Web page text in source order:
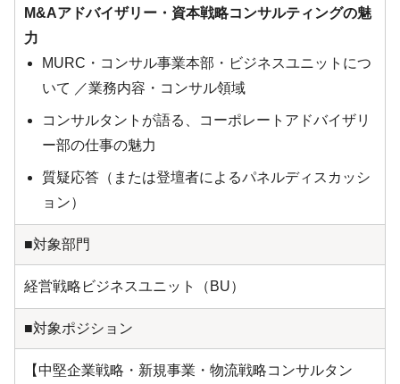
M&Aアドバイザリー・資本戦略コンサルティングの魅
力
MURC・コンサル事業本部・ビジネスユニットにつ
いて ／業務内容・コンサル領域
コンサルタントが語る、コーポレートアドバイザリ
ー部の仕事の魅力
質疑応答（または登壇者によるパネルディスカッシ
ョン）
■対象部門
経営戦略ビジネスユニット（BU）
■対象ポジション
【中堅企業戦略・新規事業・物流戦略コンサルタン